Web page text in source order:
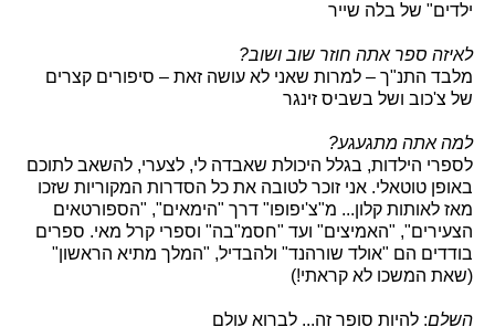
ילדים" של בלה שייר
לאיזה ספר אתה חוזר שוב ושוב?
מלבד התנ"ך – למרות שאני לא עושה זאת – סיפורים קצרים
של צ'כוב ושל בשביס זינגר
למה אתה מתגעגע?
לספרי הילדות, בגלל היכולת שאבדה לי, לצערי, להשאב לתוכם
באופן טוטאלי. אני זוכר לטובה את כל הסדרות המקוריות שזכו
מאז לאותות קלון... מ"צ'יפופו" דרך "הימאים", "הספורטאים
הצעירים", "האמיצים" ועד "חסמ"בה" וספרי קרל מאי. ספרים
בודדים הם "אולד שורהנד" ולהבדיל, "המלך מתיא הראשון"
(שאת המשכו לא קראתי!)
השלם: להיות סופר זה... לברוא עולם